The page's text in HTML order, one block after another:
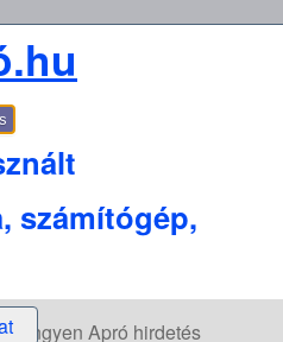
számítógép,
Ingyen Apró hirdetés